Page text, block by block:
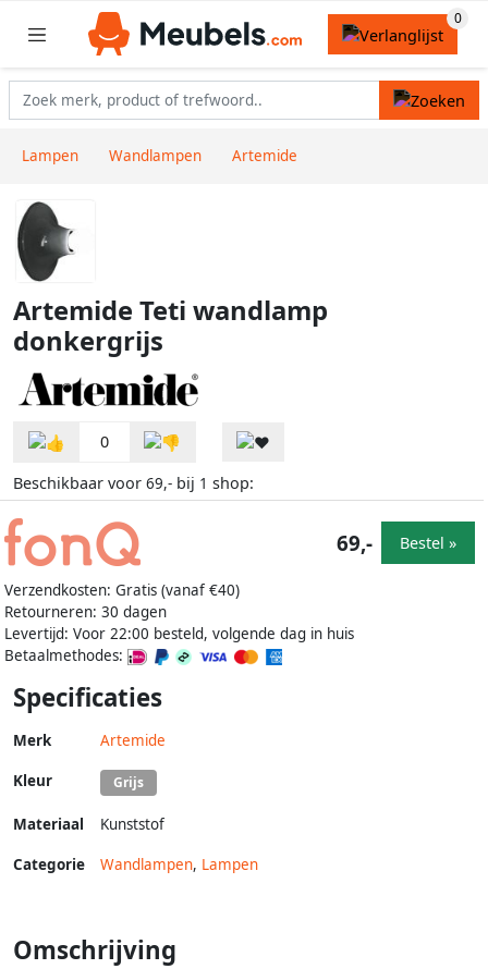
Lampen Wandlampen Artemide
Artemide Teti wandlamp
donkergrijs
0
Beschikbaar voor 69,- bij 1 shop:
Verzendkosten: Gratis (vanaf €40)
Retourneren: 30 dagen
Levertijd: Voor 22:00 besteld, volgende dag in huis
Betaalmethodes:
69,- Bestel »
Specificaties
Merk Artemide
Kleur Grijs
Materiaal Kunststof
Categorie Wandlampen, Lampen
Omschrijving